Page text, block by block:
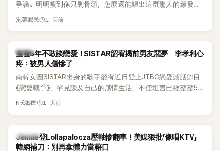
爭議。明明瘦到像只剩骨頭，怎麼還能唱出這麼驚人的爆發力
和音量？
泡菜鄉民 1 天前
韓星
整整5年不敢談戀愛！SISTAR韶宥揭前男友惡夢 李孝利心
疼：被男人傷慘了
南韓女團SISTAR出身的歌手韶宥近日登上JTBC戀愛談話節目
《戀愛戰爭》，罕見談及自己的感情生活，不僅坦言已經整整5
年沒有談戀愛，更首度透露空窗至今的原因，全與上一段戀情
K氏鄉民 1 天前
K-POP
Jennie登Lollapalooza壓軸慘翻車！美媒狠批「像唱KTV」
韓網補刀：別再拿體力當藉口